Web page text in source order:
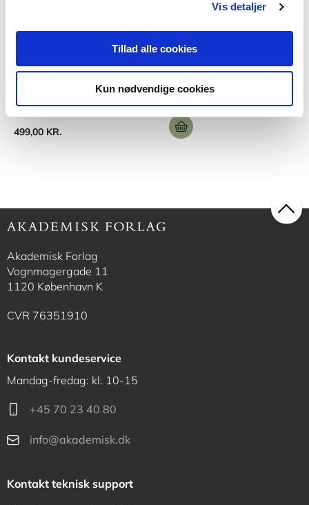
Vis detaljer
Tillad alle cookies
Kun nødvendige cookies
499,00 KR.
Akademisk Forlag
Vognmagergade 11
1120 København K
CVR 76351910
Kontakt kundeservice
Mandag-fredag: kl. 10-15
+45 70 23 40 80
info@akademisk.dk
Kontakt teknisk support